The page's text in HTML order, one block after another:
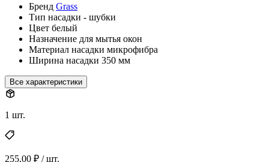
Бренд Grass
Тип насадки - шубки
Цвет белый
Назначение для мытья окон
Материал насадки микрофибра
Ширина насадки 350 мм
Все характеристики
1 шт.
255,00 ₽ / шт.